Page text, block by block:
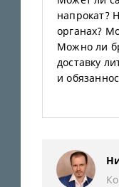
напрокат?
органах?
Можно ли
доставку
и